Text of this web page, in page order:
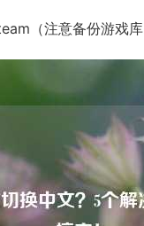
（注意备份游戏库